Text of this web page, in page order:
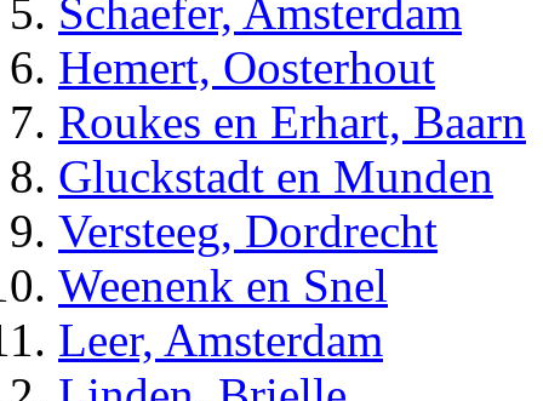
Schaefer, Amsterdam
Hemert, Oosterhout
Roukes en Erhart, Baarn
Gluckstadt en Munden
Versteeg, Dordrecht
Weenenk en Snel
Leer, Amsterdam